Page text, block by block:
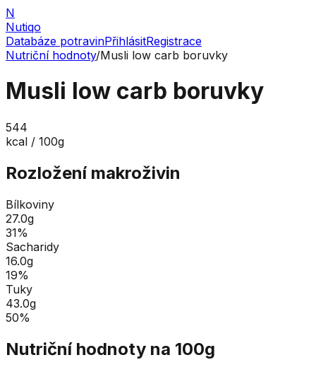
N
Nutiqo
Databáze potravinPřihlásitRegistrace
Nutriční hodnoty/Musli low carb boruvky
Musli low carb boruvky
544
kcal / 100g
Rozložení makroživin
Bílkoviny
27.0g
31%
Sacharidy
16.0g
19%
Tuky
43.0g
50%
Nutriční hodnoty na 100g